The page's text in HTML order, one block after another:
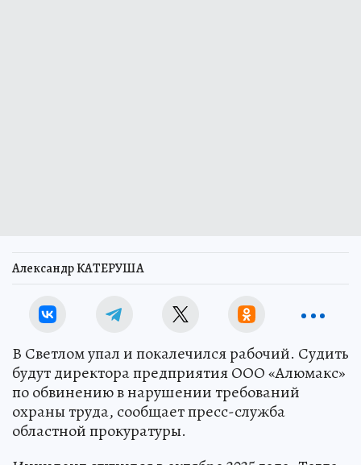
Александр КАТЕРУША
В Светлом упал и покалечился рабочий. Судить
будут директора предприятия ООО «Алюмакс»
по обвинению в нарушении требований
охраны труда, сообщает пресс-служба
областной прокуратуры.